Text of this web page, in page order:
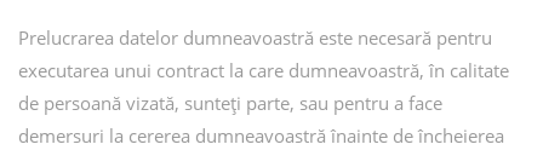
Prelucrarea datelor dumneavoastră este necesară pentru
executarea unui contract la care dumneavoastră, în calitate
de persoană vizată, sunteți parte, sau pentru a face
demersuri la cererea dumneavoastră înainte de încheierea